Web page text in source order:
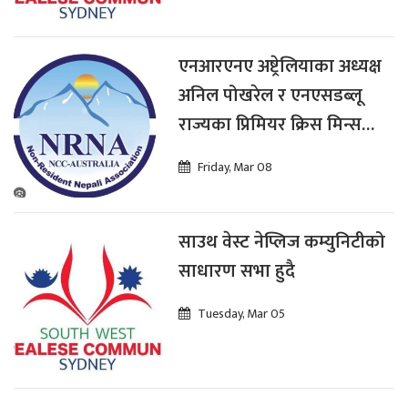
एनआरएनए अष्ट्रेलियाका अध्यक्ष
अनिल पोखरेल र एनएसडब्लू
राज्यका प्रिमियर क्रिस मिन्स
भेट Friday, Mar 08
साउथ वेस्ट नेप्लिज कम्युनिटीको
साधारण सभा हुदै
Tuesday, Mar 05